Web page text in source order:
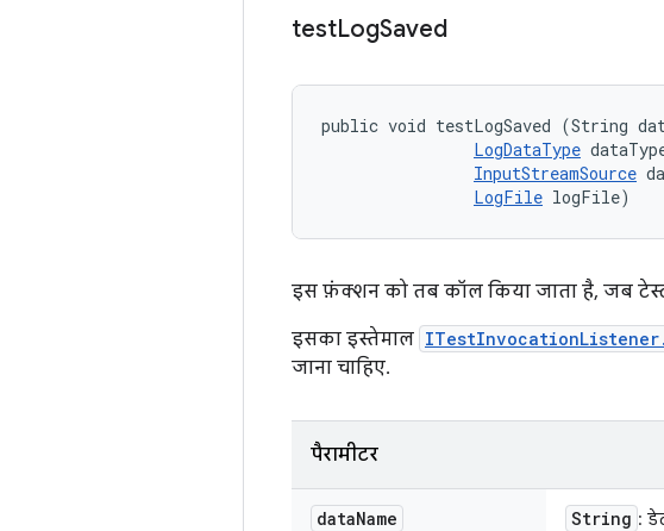
testLogSaved
public void testLogSaved (String
LogDataType
InputStreamSource
LogFile logFile)
इस फ़ंक्शन को तब कॉल किया जाता है, जब
इसका इस्तेमाल
जाना चाहिए.
पैरामीटर
dataName String :